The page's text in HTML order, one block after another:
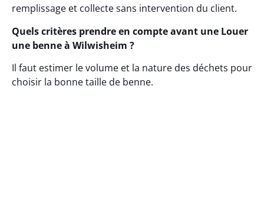
remplissage et collecte sans intervention du client.
Quels critères prendre en compte avant une Louer
une benne à Wilwisheim ?
Il faut estimer le volume et la nature des déchets pour
choisir la bonne taille de benne.